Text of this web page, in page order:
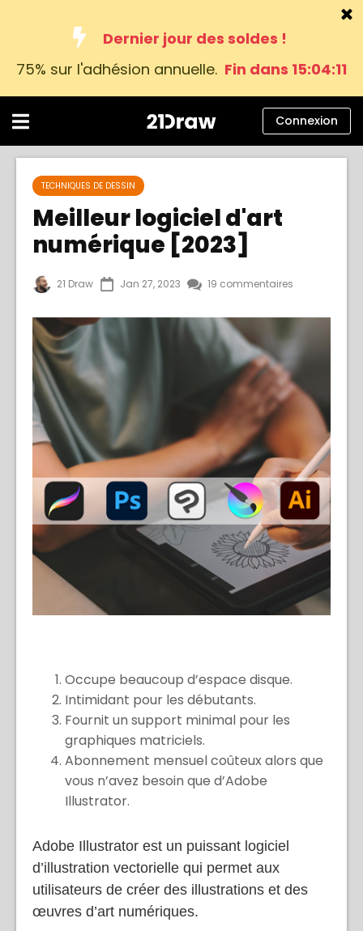
Dernier jour des soldes !
75% sur l'adhésion annuelle.
Fin dans 15:04:10
Cours
Artistes
Aide
Blog
À propos
Connexion
Français
Connexion
TECHNIQUES DE DESSIN
Meilleur logiciel d'art
numérique [2023]
Occupe beaucoup d’espace disque.
Intimidant pour les débutants.
Fournit un support minimal pour les
graphiques matriciels.
Abonnement mensuel coûteux alors que
vous n’avez besoin que d’Adobe
Adobe Illustrator est un puissant logiciel
d’illustration vectorielle qui permet aux
utilisateurs de créer des illustrations et des